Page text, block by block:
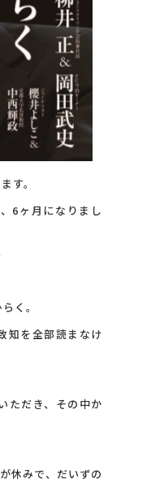
す。
6ヶ月になりまし
く。
知を全部読まなけ
ただき、その中か
休みで、だいずの